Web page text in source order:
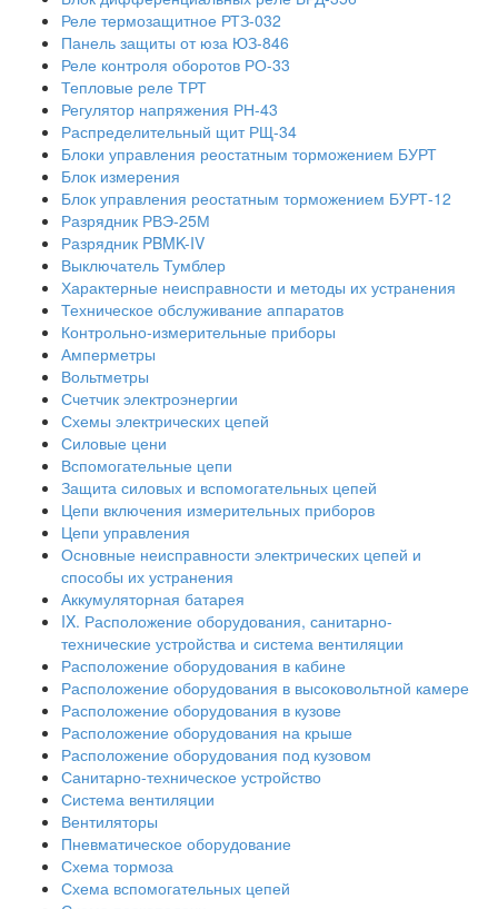
Реле термозащитное РТЗ-032
Панель защиты от юза ЮЗ-846
Реле контроля оборотов РО-33
Тепловые реле ТРТ
Регулятор напряжения РН-43
Распределительный щит РЩ-34
Блоки управления реостатным торможением БУРТ
Блок измерения
Блок управления реостатным торможением БУРТ-12
Разрядник РВЭ-25М
Разрядник PBMK-IV
Выключатель Тумблер
Характерные неисправности и методы их устранения
Техническое обслуживание аппаратов
Контрольно-измерительные приборы
Амперметры
Вольтметры
Счетчик электроэнергии
Схемы электрических цепей
Силовые цени
Вспомогательные цепи
Защита силовых и вспомогательных цепей
Цепи включения измерительных приборов
Цепи управления
Основные неисправности электрических цепей и
способы их устранения
Аккумуляторная батарея
IX. Расположение оборудования, санитарно-
технические устройства и система вентиляции
Расположение оборудования в кабине
Расположение оборудования в высоковольтной камере
Расположение оборудования в кузове
Расположение оборудования на крыше
Расположение оборудования под кузовом
Санитарно-техническое устройство
Система вентиляции
Вентиляторы
Пневматическое оборудование
Схема тормоза
Схема вспомогательных цепей